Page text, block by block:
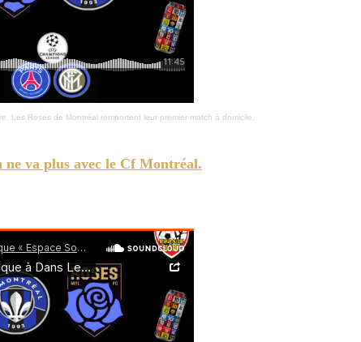
Les Roses de Montréal remportent leur premier match à domicile.
va plus avec le Cf Montréal.